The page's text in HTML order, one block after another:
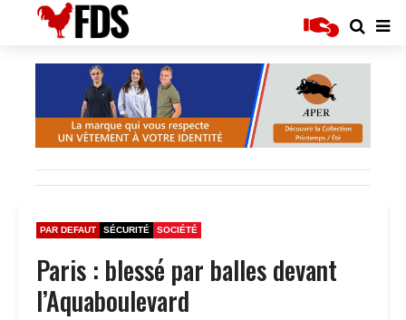
PAR DEFAUT SÉCURITÉ SOCIÉTÉ
Paris : blessé par balles devant
l’Aquaboulevard